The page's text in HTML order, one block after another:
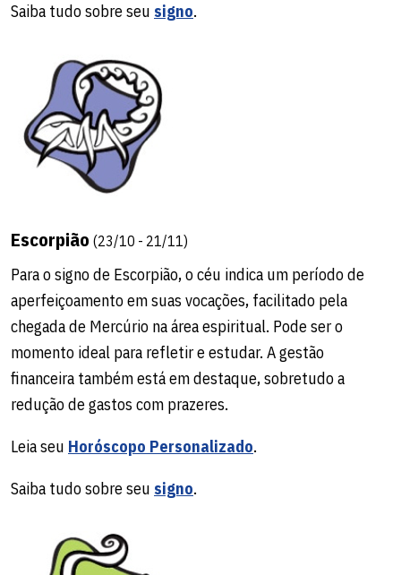
Saiba tudo sobre seu signo.
Escorpião (23/10 - 21/11)
Para o signo de Escorpião, o céu indica um período de
aperfeiçoamento em suas vocações, facilitado pela
chegada de Mercúrio na área espiritual. Pode ser o
momento ideal para refletir e estudar. A gestão
financeira também está em destaque, sobretudo a
redução de gastos com prazeres.
Leia seu Horóscopo Personalizado.
Saiba tudo sobre seu signo.